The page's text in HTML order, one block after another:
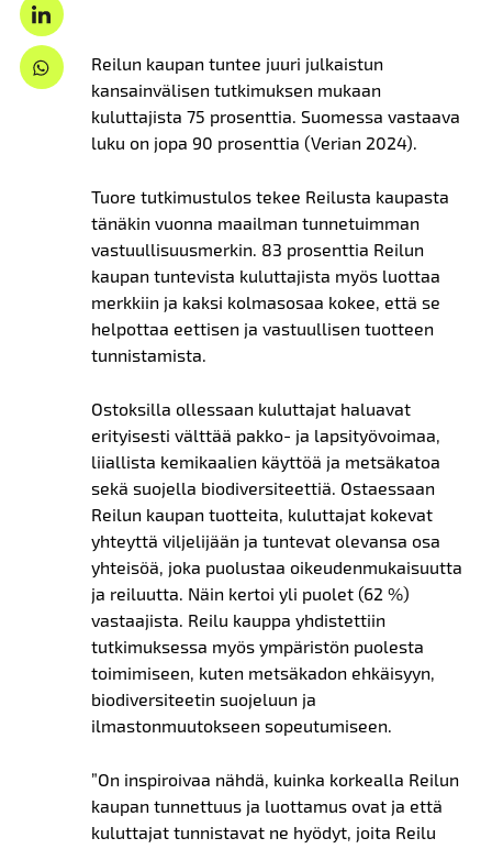
Reilun kaupan tuntee juuri julkaistun
kansainvälisen tutkimuksen mukaan
kuluttajista 75 prosenttia. Suomessa vastaava
luku on jopa 90 prosenttia (Verian 2024).
Tuore tutkimustulos tekee Reilusta kaupasta
tänäkin vuonna maailman tunnetuimman
vastuullisuusmerkin. 83 prosenttia Reilun
kaupan tuntevista kuluttajista myös luottaa
merkkiin ja kaksi kolmasosaa kokee, että se
helpottaa eettisen ja vastuullisen tuotteen
tunnistamista.
Ostoksilla ollessaan kuluttajat haluavat
erityisesti välttää pakko- ja lapsityövoimaa,
liiallista kemikaalien käyttöä ja metsäkatoa
sekä suojella biodiversiteettiä. Ostaessaan
Reilun kaupan tuotteita, kuluttajat kokevat
yhteyttä viljelijään ja tuntevat olevansa osa
yhteisöä, joka puolustaa oikeudenmukaisuutta
ja reiluutta. Näin kertoi yli puolet (62 %)
vastaajista. Reilu kauppa yhdistettiin
tutkimuksessa myös ympäristön puolesta
toimimiseen, kuten metsäkadon ehkäisyyn,
biodiversiteetin suojeluun ja
ilmastonmuutokseen sopeutumiseen.
”On inspiroivaa nähdä, kuinka korkealla Reilun
kaupan tunnettuus ja luottamus ovat ja että
kuluttajat tunnistavat ne hyödyt, joita Reilu